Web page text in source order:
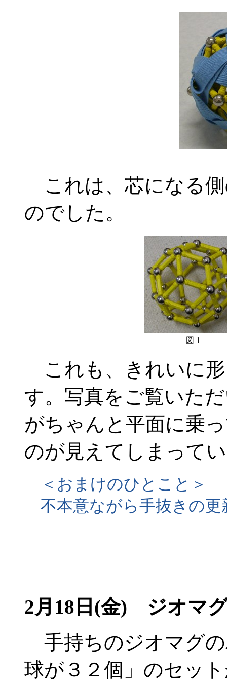
これは、芯になる
のでした。
図 1
これも、きれいに
す。写真をご覧いた
がちゃんと平面に乗
のが見えてしまって
＜おまけのひとこと＞
不本意ながら手抜きの更
2月18日(金) ジオマ
手持ちのジオマグ
球が３２個」のセッ